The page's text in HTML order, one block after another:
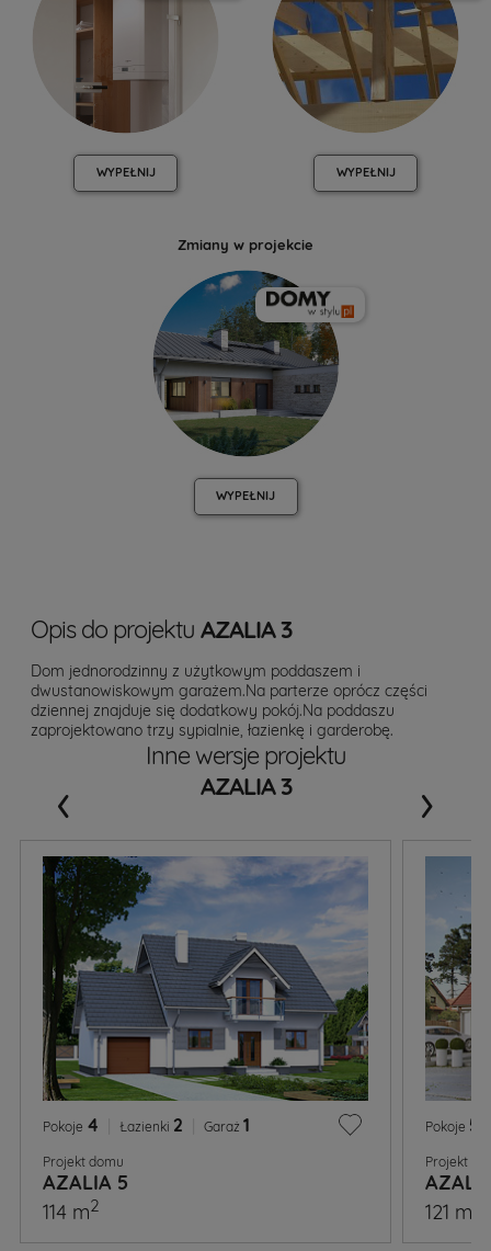
WYPEŁNIJ WYPEŁNIJ
Zmiany w projekcie
WYPEŁNIJ
Opis do projektu AZALIA 3
Dom jednorodzinny z użytkowym poddaszem i
dwustanowiskowym garażem.Na parterze oprócz części
dziennej znajduje się dodatkowy pokój.Na poddaszu
zaprojektowano trzy sypialnie, łazienkę i garderobę.
Inne wersje projektu
AZALIA 3
Pokoje 4 Łazienki 2 Garaż 1
Projekt domu
AZALIA 5
114 m2
Pokoje 5
Projekt
121 m
‹ ›